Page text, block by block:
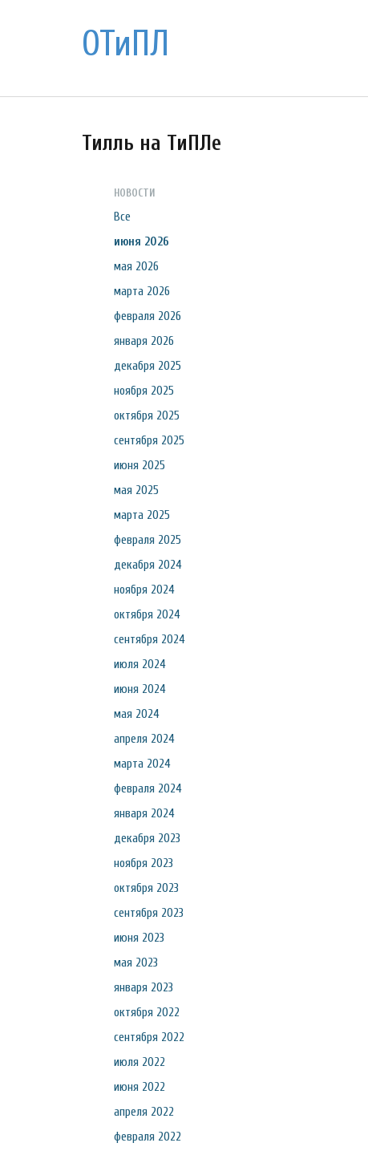
ОТиПЛ
Тилль на ТиПЛе
НОВОСТИ
Все
июня 2026
мая 2026
марта 2026
февраля 2026
января 2026
декабря 2025
ноября 2025
октября 2025
сентября 2025
июня 2025
мая 2025
марта 2025
февраля 2025
декабря 2024
ноября 2024
октября 2024
сентября 2024
июля 2024
июня 2024
мая 2024
апреля 2024
марта 2024
февраля 2024
января 2024
декабря 2023
ноября 2023
октября 2023
сентября 2023
июня 2023
мая 2023
января 2023
октября 2022
сентября 2022
июля 2022
июня 2022
апреля 2022
февраля 2022